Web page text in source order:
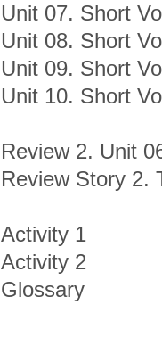
Unit 07. Short
Unit 08. Short
Unit 09. Short
Unit 10. Short
Review 2. Unit
Review Story 2.
Activity 1
Activity 2
Glossary